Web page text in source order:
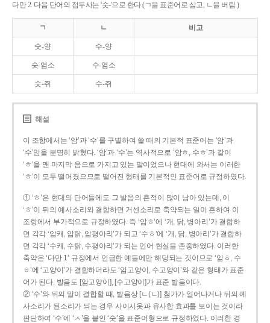
다만 2. 다음 단어의 접두사는 '숫-'으로 한다.(ㄱ을 표준어로 삼고, ㄴ을 버림.)
ㄱ ㄴ 비고
숫-양 수-양
숫-염소 수-염소
숫-쥐 수-쥐
해설
이 조항에서는 ‘암’과 ‘수’를 구별하여 쓸 때의 기본적 표준어는 ‘암’과
‘수’임을 분명히 밝혔다. ‘암’과 ‘수’는 역사적으로 ‘암ㅎ, 수ㅎ’과 같이
‘ㅎ’을 맨 마지막 음으로 가지고 있는 말이었으나 현대에 와서는 이러한
‘ㅎ’이 모두 떨어졌으므로 떨어진 형태를 기본적인 표준어로 규정하였다.
① ‘ㅎ’은 현대의 단어들에도 그 발음의 흔적이 많이 남아 있는데, 이
‘ㅎ’이 뒤의 예사소리와 결합하면 거센소리로 축약되는 일이 흔하여 이
조항에서 부가적으로 규정하였다. 즉 ‘암ㅎ’에 ‘개, 닭, 병아리’가 결합하
면 각각 ‘암캐, 암탉, 암평아리’가 되고 ‘수ㅎ’에 ‘개, 닭, 병아리’가 결합하
면 각각 ‘수캐, 수탉, 수평아리’가 되는 언어 현실을 존중하였다. 이러한
축약은 ‘다만 1’ 규정에서 언급한 예들에만 해당되는 것이므로 ‘암ㅎ, 수
ㅎ’에 ‘고양이’가 결합하더라도 ‘암고양이, 수고양이’와 같은 형태가 표준
어가 된다. 발음도 [암고양이], [수고양이]가 표준 발음이다.
② ‘수’와 뒤의 말이 결합할 때, 발음상 [ㄴ(ㄴ)] 첨가가 일어나거나 뒤의 예
사소리가 된소리가 되는 경우 사이시옷과 유사한 효과를 보이는 것이라
판단하여 ‘수’에 ‘ㅅ’을 붙인 ‘숫’을 표준어형으로 규정하였다. 이러한 경